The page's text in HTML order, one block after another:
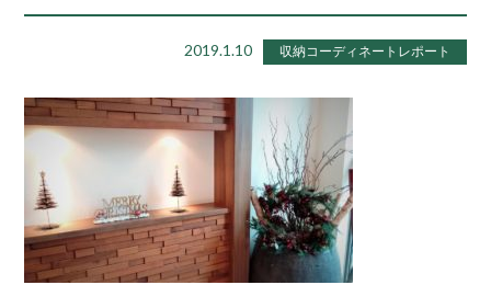
2019.1.10 収納コーディネートレポート